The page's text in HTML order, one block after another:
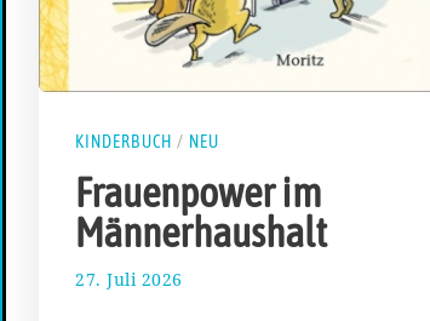
KINDERBUCH / NEU
Frauenpower im
Männerhaushalt
27. Juli 2026